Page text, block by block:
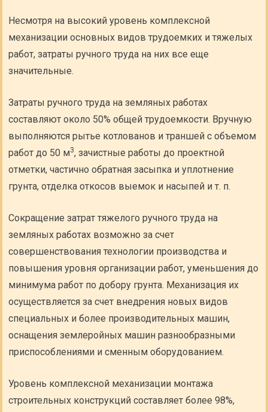
Несмотря на высокий уровень комплексной
механизации основных видов трудоемких и тяжелых
работ, затраты ручного труда на них все еще
значительные.
Затраты ручного труда на земляных работах
составляют около 50% общей трудоемкости. Вручную
выполняются рытье котлованов и траншей с объемом
работ до 50 м3, зачистные работы до проектной
отметки, частично обратная засыпка и уплотнение
грунта, отделка откосов выемок и насыпей и т. п.
Сокращение затрат тяжелого ручного труда на
земляных работах возможно за счет
совершенствования технологии производства и
повышения уровня организации работ, уменьшения до
минимума работ по добору грунта. Механизация их
осуществляется за счет внедрения новых видов
специальных и более производительных машин,
оснащения землеройных машин разнообразными
приспособлениями и сменным оборудованием.
Уровень комплексной механизации монтажа
строительных конструкций составляет более 98%,